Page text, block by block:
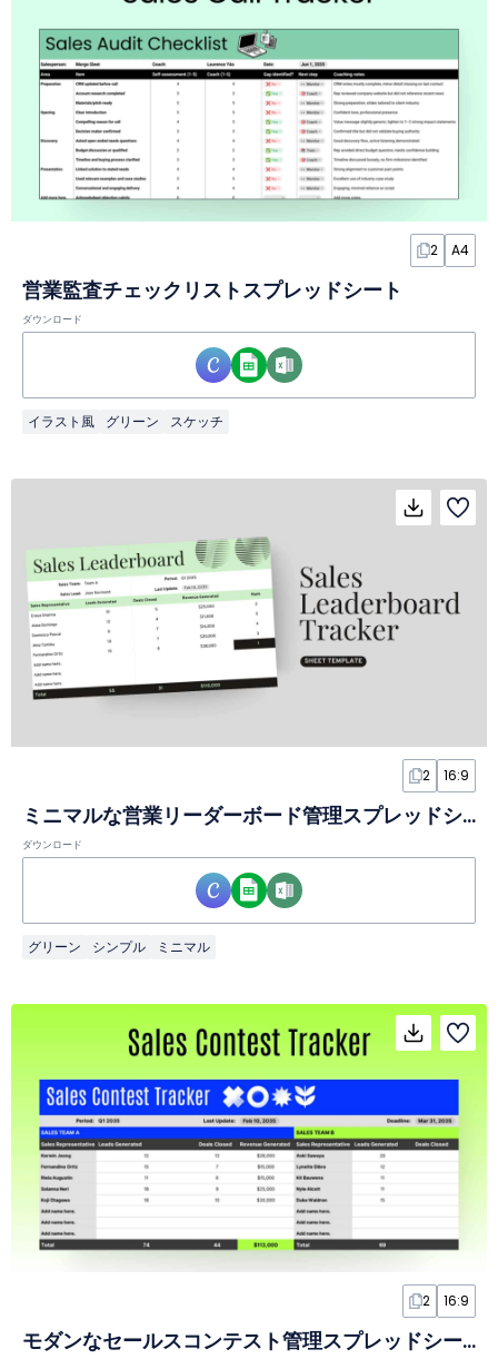
2 A4
営業監査チェックリストスプレッドシート
ダウンロード
イラスト風 グリーン スケッチ
2 16:9
ミニマルな営業リーダーボード管理スプレッドシート
ダウンロード
グリーン シンプル ミニマル
2 16:9
モダンなセールスコンテスト管理スプレッドシート